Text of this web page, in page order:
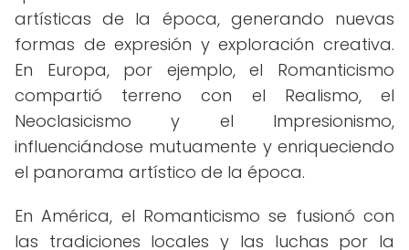
artísticas de la época, generando nuevas
formas de expresión y exploración creativa.
En Europa, por ejemplo, el Romanticismo
compartió terreno con el Realismo, el
Neoclasicismo y el Impresionismo,
influenciándose mutuamente y enriqueciendo
el panorama artístico de la época.
En América, el Romanticismo se fusionó con
las tradiciones locales y las luchas por la